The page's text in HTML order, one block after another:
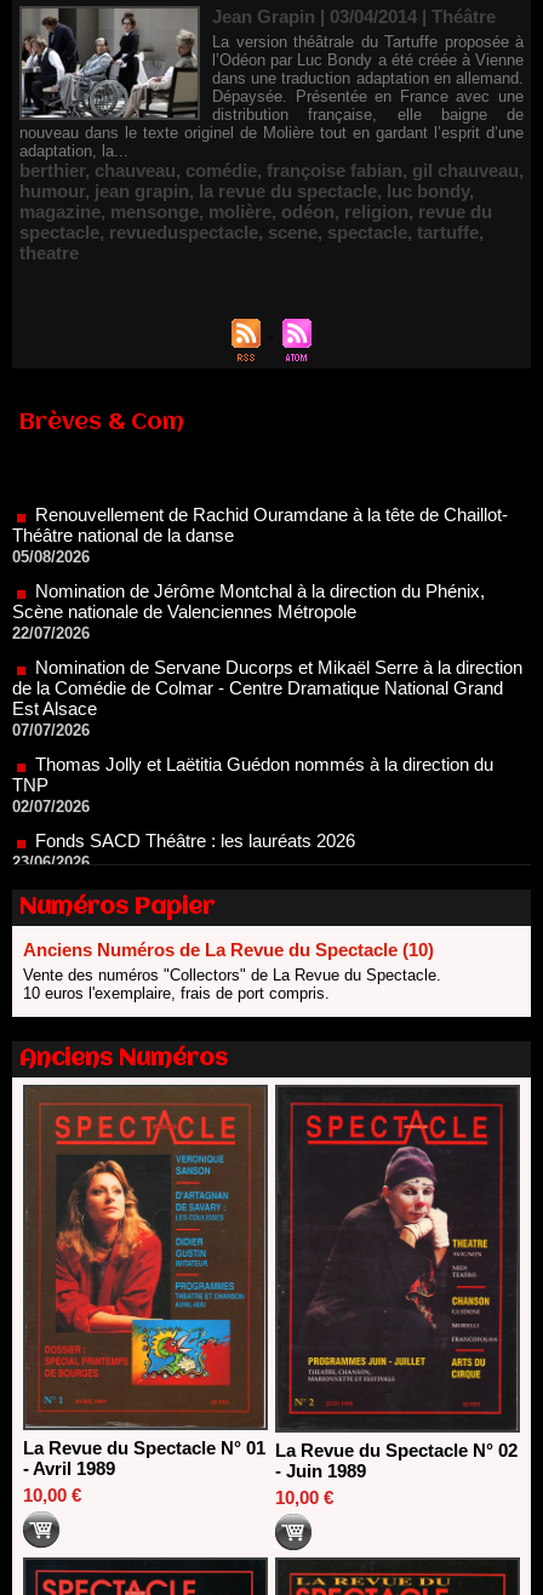
Jean Grapin | 03/04/2014 | Théâtre
La version théâtrale du Tartuffe proposée à
l’Odéon par Luc Bondy a été créée à Vienne
dans une traduction adaptation en allemand.
Dépaysée. Présentée en France avec une
distribution française, elle baigne de
nouveau dans le texte originel de Molière tout en gardant l’esprit d’une
adaptation, la...
berthier, chauveau, comédie, françoise fabian, gil chauveau,
humour, jean grapin, la revue du spectacle, luc bondy,
magazine, mensonge, molière, odéon, religion, revue du
spectacle, revueduspectacle, scene, spectacle, tartuffe,
theatre
Brèves & Com
05/08/2026
Nomination de Jérôme Montchal à la direction du Phénix,
Scène nationale de Valenciennes Métropole
22/07/2026
Nomination de Servane Ducorps et Mikaël Serre à la direction
de la Comédie de Colmar - Centre Dramatique National Grand
07/07/2026
Thomas Jolly et Laëtitia Guédon nommés à la direction du
TNP
02/07/2026
Fonds SACD Théâtre : les lauréats 2026
23/06/2026
Dispositif ARTCENA Écrire pour le cirque, les lauréats 2026 !
20/06/2026
Le palmarès des prix SACD 2026
18/06/2026
Les 10 lauréats du Fonds Grandes Formes Théâtre 2026
SACD
13/06/2026
direction du Théâtre de Gennevilliers - CDN
13/06/2026
Dispositif SACD Auteurs d'espaces : les lauréats 2026
18/03/2026
Numéros Papier
Anciens Numéros de La Revue du Spectacle (10)
Vente des numéros "Collectors" de La Revue du Spectacle.
10 euros l'exemplaire, frais de port compris.
Anciens Numéros
La Revue du Spectacle N° 01
- Avril 1989
10,00 €
La Revue du Spectacle N° 02
- Juin 1989
10,00 €